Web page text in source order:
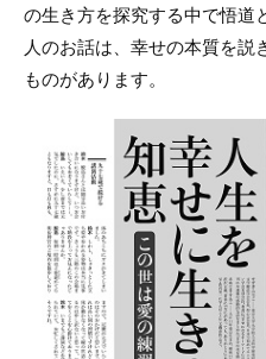
の生き方を探究する中で悟道
人のお話は、幸せの本質を説
ものがあります。